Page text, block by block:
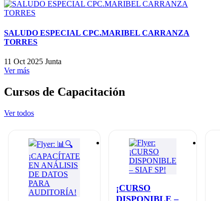
SALUDO ESPECIAL CPC.MARIBEL CARRANZA
TORRES
11 Oct 2025 Junta
Ver más
Cursos de Capacitación
Ver todos
¡CURSO
DISPONIBLE –